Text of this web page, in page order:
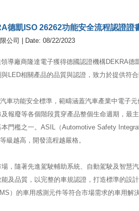
德凱ISO 26262功能安全流程認證證
公司 | Date: 08/22/2023
導廠商隆達電子獲得德國認證機構DEKRA
LED相關產品的品質與認證，致力於提供符
車功能安全標準，範疇涵蓋汽車產業中電子
報廢等各個階段貫穿產品整個生命週期，最
門檻之一。ASIL（Automotive Safety
級越高，開發流程越嚴格。
，隨著先進駕駛輔助系統、自動駕駛及智慧
及品質，以完整的車規認證，打造標準的設
）的車用感測元件等符合市場需求的車用解決